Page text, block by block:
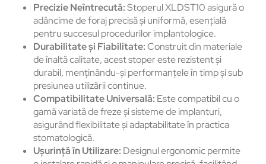
Precizie Neîntrecută:Stoperul XLDST10 asigură o
adâncime de foraj precisă și uniformă, esențială
pentru succesul procedurilor implantologice.
Durabilitate și Fiabilitate:Construit din materiale
de înaltă calitate, acest stoper este rezistent și
durabil, menținându-și performanțele în timp și sub
presiunea utilizării continue.
Compatibilitate Universală: Este compatibil cu o
gamă variată de freze și sisteme de implanturi,
asigurând flexibilitate și adaptabilitate în practica
stomatologică.
Ușurință în Utilizare: Designul ergonomic permite